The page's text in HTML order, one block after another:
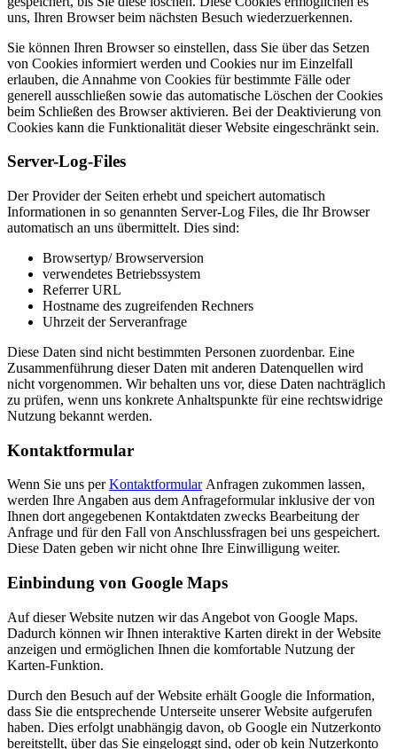
uns, Ihren Browser beim nächsten Besuch wiederzuerkennen.
Sie können Ihren Browser so einstellen, dass Sie über das Setzen
von Cookies informiert werden und Cookies nur im Einzelfall
erlauben, die Annahme von Cookies für bestimmte Fälle oder
generell ausschließen sowie das automatische Löschen der Cookies
beim Schließen des Browser aktivieren. Bei der Deaktivierung von
Cookies kann die Funktionalität dieser Website eingeschränkt sein.
Server-Log-Files
Der Provider der Seiten erhebt und speichert automatisch
Informationen in so genannten Server-Log Files, die Ihr Browser
automatisch an uns übermittelt. Dies sind:
Browsertyp/ Browserversion
verwendetes Betriebssystem
Referrer URL
Hostname des zugreifenden Rechners
Uhrzeit der Serveranfrage
Diese Daten sind nicht bestimmten Personen zuordenbar. Eine
Zusammenführung dieser Daten mit anderen Datenquellen wird
nicht vorgenommen. Wir behalten uns vor, diese Daten nachträglich
zu prüfen, wenn uns konkrete Anhaltspunkte für eine rechtswidrige
Nutzung bekannt werden.
Kontaktformular
Wenn Sie uns perKontaktformularAnfragen zukommen lassen,
werden Ihre Angaben aus dem Anfrageformular inklusive der von
Ihnen dort angegebenen Kontaktdaten zwecks Bearbeitung der
Anfrage und für den Fall von Anschlussfragen bei uns gespeichert.
Diese Daten geben wir nicht ohne Ihre Einwilligung weiter.
Einbindung von Google Maps
Auf dieser Website nutzen wir das Angebot von Google Maps.
Dadurch können wir Ihnen interaktive Karten direkt in der Website
anzeigen und ermöglichen Ihnen die komfortable Nutzung der
Karten-Funktion.
Durch den Besuch auf der Website erhält Google die Information,
dass Sie die entsprechende Unterseite unserer Website aufgerufen
haben. Dies erfolgt unabhängig davon, ob Google ein Nutzerkonto
bereitstellt, über das Sie eingeloggt sind, oder ob kein Nutzerkonto